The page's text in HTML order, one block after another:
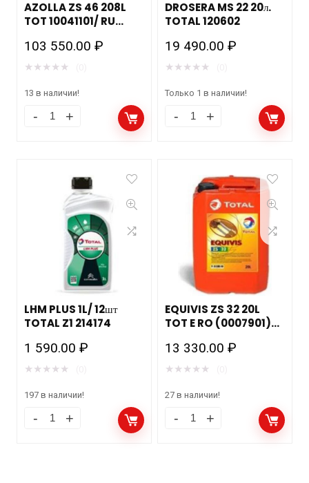
AZOLLA ZS 46 208L
TOT 10041101/ RU
103 550.00₽
★ ★ ★ ★ ★
13 в наличии!
DROSERA MS 22 20л.
TOTAL 120602
19 490.00₽
★ ★ ★ ★ ★
Только 1 в наличии!
LHM PLUS 1L/ 12шт
TOTAL Z1 214174
1 590.00₽
★ ★ ★ ★ ★
197 в наличии!
EQUIVIS ZS 32 20L
TOT E RO (0007901)
13 330.00₽
★ ★ ★ ★ ★
27 в наличии!